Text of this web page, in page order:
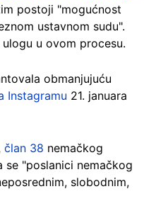
postoji "mogućnost
ustavnom sudu".
u ovom procesu.
obmanjujuću
Instagramu 21. januara
član 38 nemačkog
se "poslanici nemačkog
slobodnim,